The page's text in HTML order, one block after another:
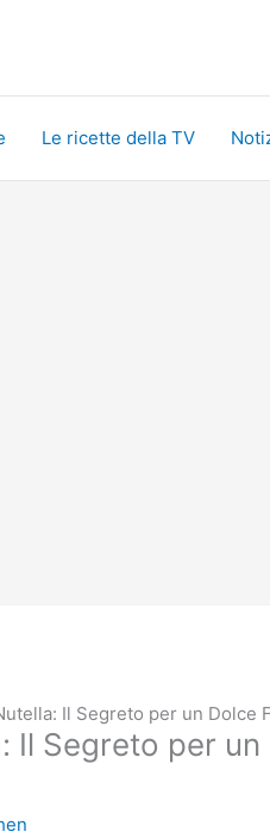
Le ricette della TV
Il Segreto per un Dolce
Segreto per un